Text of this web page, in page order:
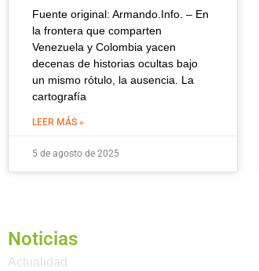
Fuente original: Armando.Info. – En
la frontera que comparten
Venezuela y Colombia yacen
decenas de historias ocultas bajo
un mismo rótulo, la ausencia. La
cartografía
LEER MÁS »
5 de agosto de 2025
Noticias
Actualidad